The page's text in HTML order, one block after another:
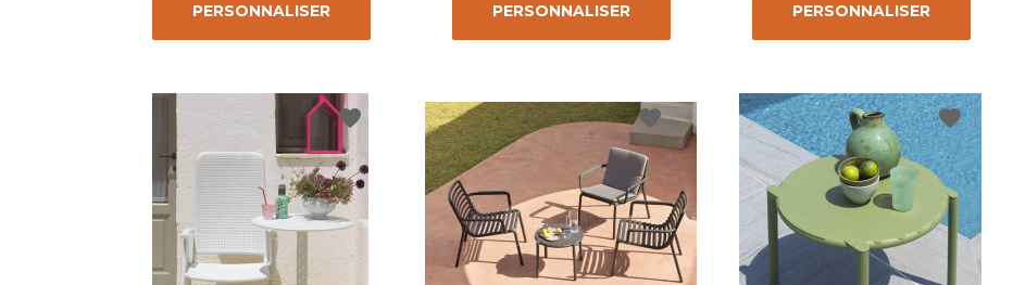
PERSONNALISER PERSONNALISER PERSONNALISER
favorite favorite favorite